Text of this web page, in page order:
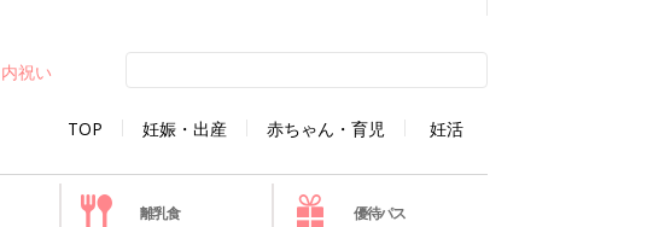
TOP 妊娠・出産 赤ちゃん・育児 妊活
内祝い
離乳食 優待パス